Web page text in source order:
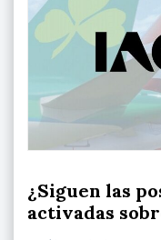
¿Siguen las
activadas